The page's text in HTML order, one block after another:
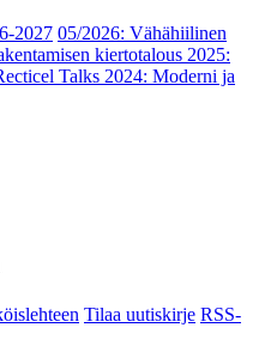
2027 05/2026: Vähähiilinen
kiertotalous 2025:
Talks 2024: Moderni ja
Tilaa uutiskirje RSS-